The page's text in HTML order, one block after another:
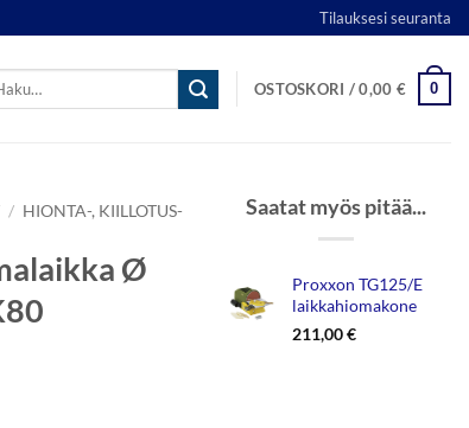
Tilauksesi seuranta
OSTOSKORI /0,00 € 0
/ HIONTA-, KIILLOTUS-
Ø
Saatat myös pitää...
Proxxon TG125/E
laikkahiomakone
211,00€